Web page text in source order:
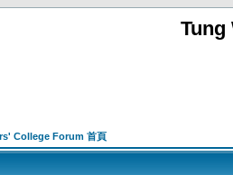
Tung
College Forum 首頁